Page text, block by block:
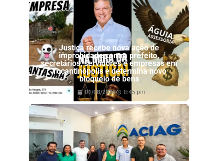
Justiça recebe nova ação de
improbidade contra prefeito,
secretários, servidores e empresas em
Tocantinópolis e determina novo
bloqueio de bens
01/08/2026 8:45 pm